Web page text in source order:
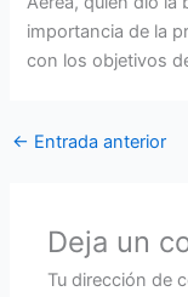
importancia de la
con los objetivos
← Entrada anterior
Deja un
Tu dirección de